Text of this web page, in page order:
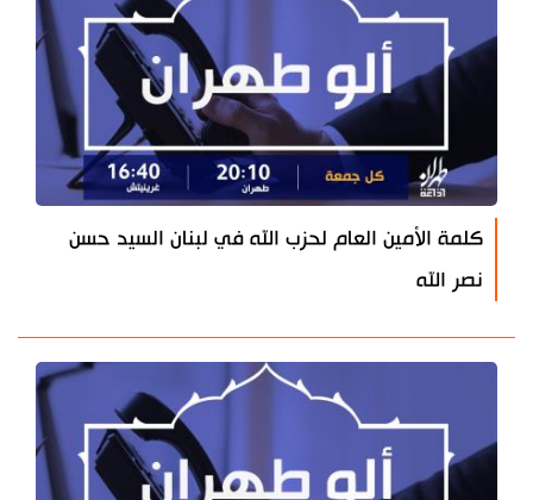
كلمة الأمين العام لحزب الله في لبنان السيد حسن
نصر الله